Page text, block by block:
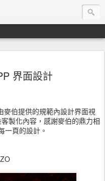
界面設計
麥伯提供的規範內設計界面視
製化內容，感謝麥伯的鼎力相
一頁的設計。